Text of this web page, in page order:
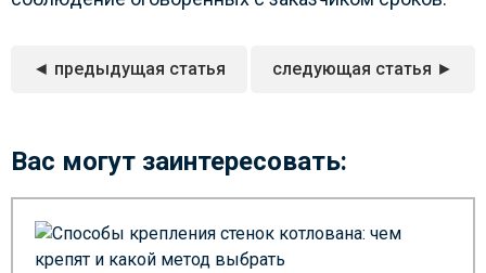
◄ предыдущая статья следующая статья ►
Вас могут заинтересовать: